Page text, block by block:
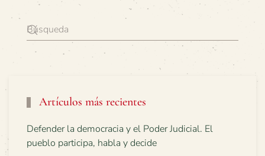
Artículos más recientes
Defender la democracia y el Poder Judicial. El
pueblo participa, habla y decide